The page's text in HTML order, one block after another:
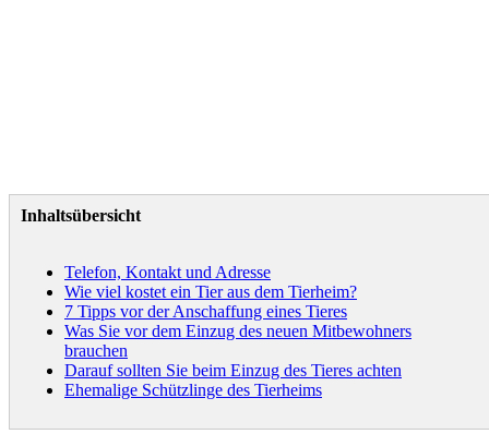
Inhaltsübersicht
Telefon, Kontakt und Adresse
Wie viel kostet ein Tier aus dem Tierheim?
7 Tipps vor der Anschaffung eines Tieres
Was Sie vor dem Einzug des neuen Mitbewohners
brauchen
Darauf sollten Sie beim Einzug des Tieres achten
Ehemalige Schützlinge des Tierheims